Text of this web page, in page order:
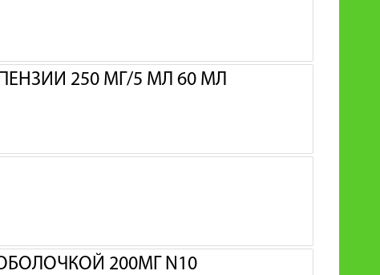
250 МГ/5 МЛ 60 МЛ
200МГ N10